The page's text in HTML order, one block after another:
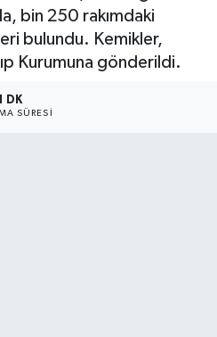
bin 250 rakımdaki
bulundu. Kemikler,
Kurumuna gönderildi.
1 DK
SÜRESI